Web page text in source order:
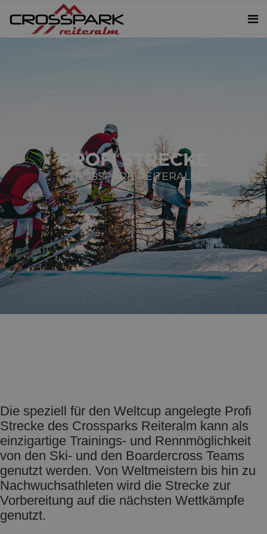
PROFI STRECKE
CROSSPARK REITERALM
Die speziell für den Weltcup angelegte Profi
Strecke des Crossparks Reiteralm kann als
einzigartige Trainings- und Rennmöglichkeit
von den Ski- und den Boardercross Teams
genutzt werden. Von Weltmeistern bis hin zu
Nachwuchsathleten wird die Strecke zur
Vorbereitung auf die nächsten Wettkämpfe
genutzt.